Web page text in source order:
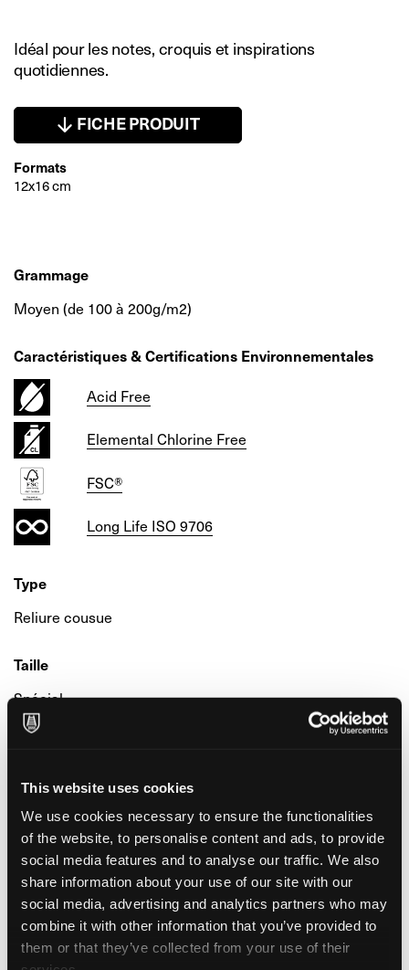
This website uses cookies
We use cookies necessary to ensure the functionalities
of the website, to personalise content and ads, to provide
social media features and to analyse our traffic. We also
share information about your use of our site with our
social media, advertising and analytics partners who may
combine it with other information that you’ve provided to
them or that they’ve collected from your use of their
Grammage
Moyen (de 100 à 200g/m2)
Caractéristiques & Certifications Environnementales
Acid Free
Elemental Chlorine Free
FSC®
Long Life ISO 9706
Type
Reliure cousue
Taille
Spécial
Autre
Couverture flexible
Couverture de couleur
Rouges / Rose
Imprimé à l’Intérieur
Idéal pour les notes, croquis et inspirations
quotidiennes.
FICHE PRODUIT
Formats
12x16 cm